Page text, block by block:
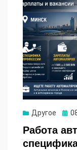
Другое
Работа